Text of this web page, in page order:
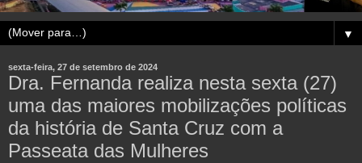
▼
sexta-feira, 27 de setembro de 2024
Dra. Fernanda realiza nesta sexta (27)
uma das maiores mobilizações políticas
da história de Santa Cruz com a
Passeata das Mulheres